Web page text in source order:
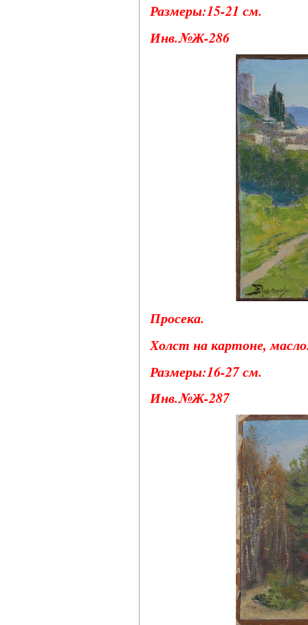
Размеры:15-21 см.
Инв.№Ж-286
Просека.
Холст на картоне,
Размеры:16-27 см.
Инв.№Ж-287